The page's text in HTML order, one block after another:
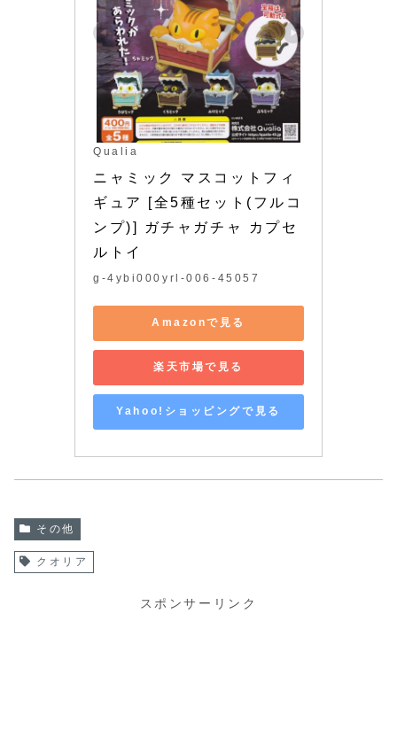
Qualia
ニャミック マスコットフィ
ギュア [全5種セット(フルコ
ンプ)] ガチャガチャ カプセ
ルトイ
g-4ybi000yrl-006-45057
Amazonで見る
楽天市場で見る
Yahoo!ショッピングで見る
その他
クオリア
スポンサーリンク